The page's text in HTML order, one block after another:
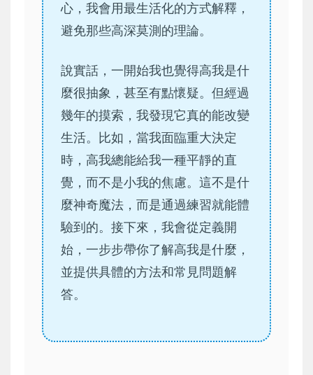
心，我會用最生活化的方式解釋，
避免那些高深莫測的理論。
說實話，一開始我也覺得高我是什
麼很抽象，甚至有點懷疑。但經過
幾年的摸索，我發現它真的能改變
生活。比如，當我面臨重大決定
時，高我總能給我一種平靜的直
覺，而不是小我的焦慮。這不是什
麼神奇魔法，而是通過練習就能體
驗到的。接下來，我會從定義開
始，一步步帶你了解高我是什麼，
並提供具體的方法和常見問題解
答。